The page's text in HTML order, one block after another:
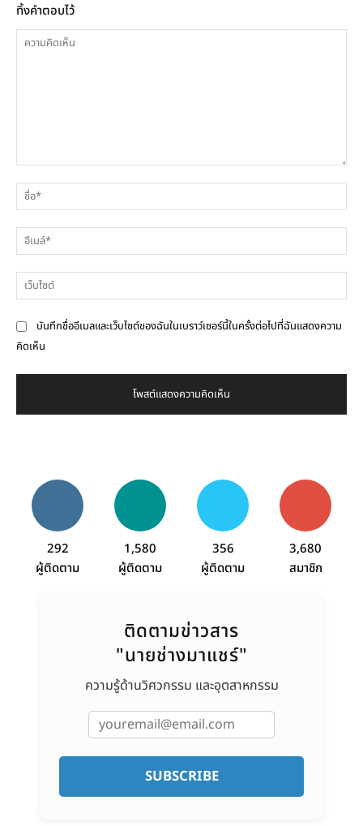
ทิ้งคำตอบไว้
คิด
เห็น
บันทึกชื่ออีเมลและเว็บไซต์ของฉันในเบราว์เซอร์นี้ในครั้งต่อไปที่ฉันแสดงความ
คิดเห็น
292
ผู้ติดตาม
1,580
ผู้ติดตาม
356
ผู้ติดตาม
3,680
สมาชิก
ติดตามข่าวสาร
"นายช่างมาแชร์"
ความรู้ด้านวิศวกรรม และอุตสาหกรรม
SUBSCRIBE